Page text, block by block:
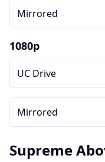
Mirrored
1080p
UC Drive
Mirrored
Supreme